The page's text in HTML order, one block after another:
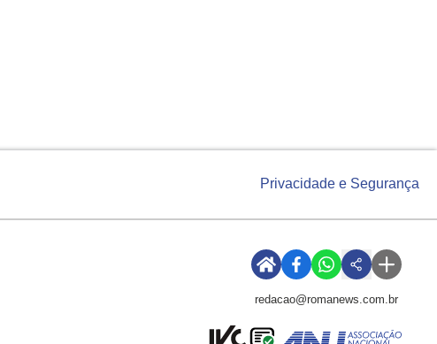
Privacidade e Segurança
redacao@romanews.com.br